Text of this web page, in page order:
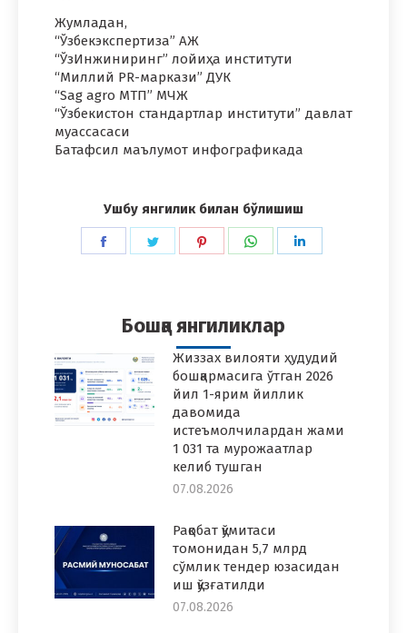
Жумладан,
“Ўзбекэкспертиза” АЖ
“ЎзИнжиниринг” лойиҳа институти
“Миллий PR-маркази” ДУК
“Sag agro МТП” МЧЖ
“Ўзбекистон стандартлар институти” давлат
муассасаси
Батафсил маълумот инфографикада
Ушбу янгилик билан бўлишиш
Share
Share
Share
Share
Бошқа янгиликлар
Жиззах вилояти ҳудудий
бошқармасига ўтган 2026
йил 1-ярим йиллик
давомида
истеъмолчилардан жами
1 031 та мурожаатлар
келиб тушган
07.08.2026
Рақобат қўмитаси
томонидан 5,7 млрд
сўмлик тендер юзасидан
иш қўзғатилди
07.08.2026